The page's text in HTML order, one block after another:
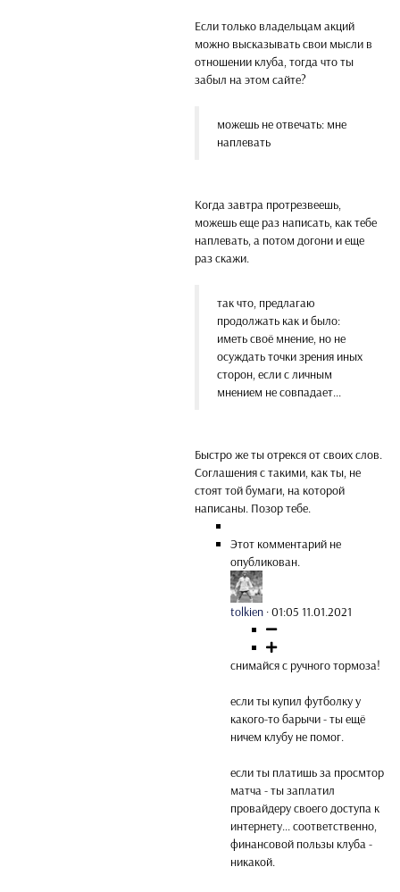
Если только владельцам акций
можно высказывать свои мысли в
отношении клуба, тогда что ты
забыл на этом сайте?
можешь не отвечать: мне
наплевать
Когда завтра протрезвеешь,
можешь еще раз написать, как тебе
наплевать, а потом догони и еще
раз скажи.
так что, предлагаю
продолжать как и было:
иметь своё мнение, но не
осуждать точки зрения иных
сторон, если с личным
мнением не совпадает...
Быстро же ты отрекся от своих слов.
Соглашения с такими, как ты, не
стоят той бумаги, на которой
написаны. Позор тебе.
Этот комментарий не
опубликован.
tolkien ·01:05 11.01.2021
снимайся с ручного тормоза!
если ты купил футболку у
какого-то барычи - ты ещё
ничем клубу не помог.
если ты платишь за просмтор
матча - ты заплатил
провайдеру своего доступа к
интернету... соответственно,
финансовой пользы клуба -
никакой.